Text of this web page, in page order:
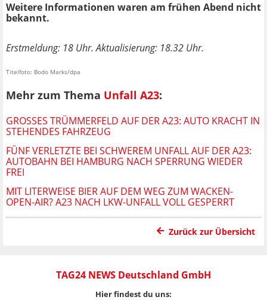
Weitere Informationen waren am frühen Abend nicht
bekannt.
Erstmeldung: 18 Uhr. Aktualisierung: 18.32 Uhr.
Titelfoto: Bodo Marks/dpa
Mehr zum Thema Unfall A23:
GROSSES TRÜMMERFELD AUF DER A23: AUTO KRACHT IN S
TEHENDES FAHRZEUG
FÜNF VERLETZTE BEI SCHWEREM UNFALL AUF DER A23:
AUTOBAHN BEI HAMBURG NACH SPERRUNG WIEDER
FREI
MIT LITERWEISE BIER AUF DEM WEG ZUM WACKEN-
OPEN-AIR? A23 NACH LKW-UNFALL VOLL GESPERRT
Zurück zur Übersicht
TAG24 NEWS Deutschland GmbH
Hier findest du uns: